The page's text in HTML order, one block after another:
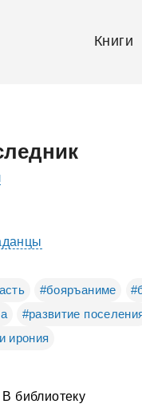
Книги
#бояръаниме
#развитие
ирония
В библиотеку